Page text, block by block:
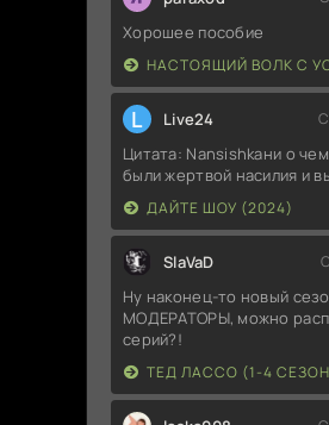
Хорошее пособие
НАСТОЯЩИЙ ВОЛК С
L Live24
Цитата: Nansishkaни о
были жертвой насилия и
ДАЙТЕ ШОУ (2024)
SlaVaD
Ну наконец-то новый
МОДЕРАТОРЫ, можно
серий?!
ТЕД ЛАССО (1-4